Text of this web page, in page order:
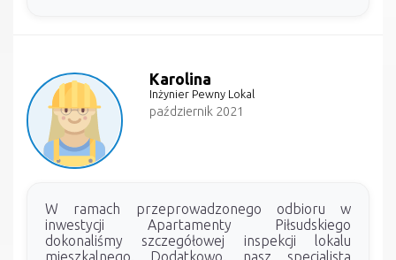
Karolina
Inżynier Pewny Lokal
październik 2021
W ramach przeprowadzonego odbioru w
inwestycji Apartamenty Piłsudskiego
dokonaliśmy szczegółowej inspekcji lokalu